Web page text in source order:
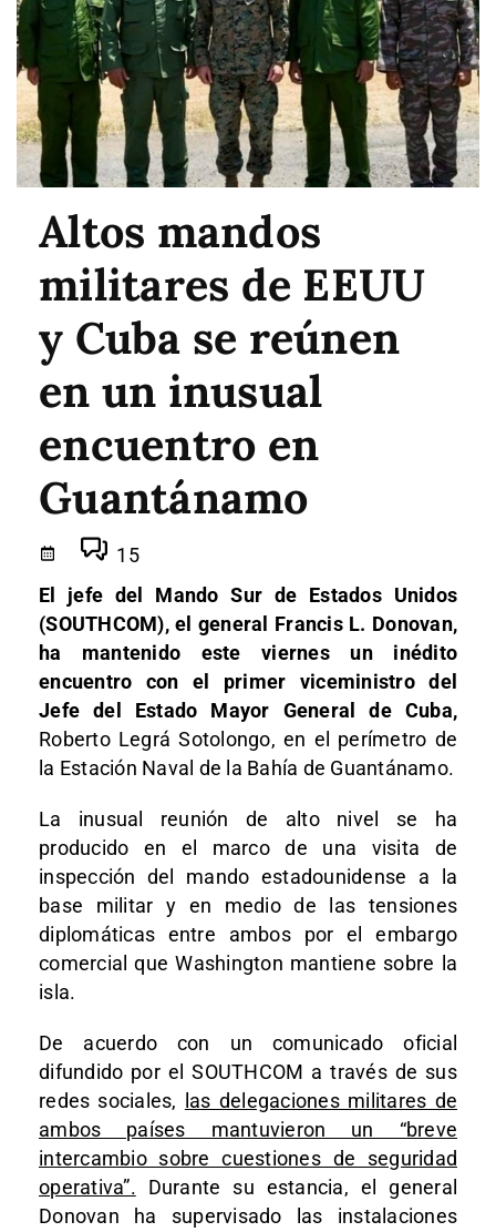
Altos mandos
militares de EEUU
y Cuba se reúnen
en un inusual
encuentro en
Guantánamo
15
El jefe del Mando Sur de Estados Unidos
(SOUTHCOM), el general Francis L. Donovan,
ha mantenido este viernes un inédito
encuentro con el primer viceministro del
Jefe del Estado Mayor General de Cuba,
Roberto Legrá Sotolongo, en el perímetro de
la Estación Naval de la Bahía de Guantánamo.
La inusual reunión de alto nivel se ha
producido en el marco de una visita de
inspección del mando estadounidense a la
base militar y en medio de las tensiones
diplomáticas entre ambos por el embargo
comercial que Washington mantiene sobre la
isla.
De acuerdo con un comunicado oficial
difundido por el SOUTHCOM a través de sus
redes sociales,
las delegaciones militares de
ambos países mantuvieron un “breve
intercambio sobre cuestiones de seguridad
operativa”. Durante su estancia, el general
Donovan ha supervisado las instalaciones